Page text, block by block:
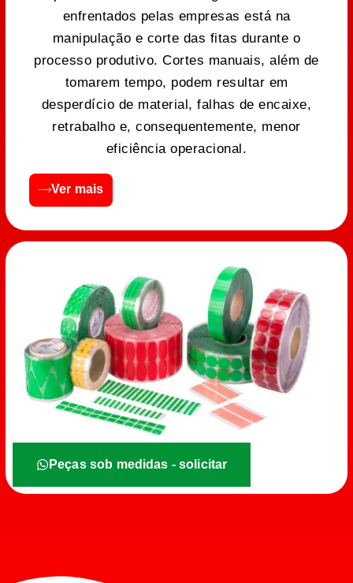
enfrentados pelas empresas está na
manipulação e corte das fitas durante o
processo produtivo. Cortes manuais, além de
tomarem tempo, podem resultar em
desperdício de material, falhas de encaixe,
retrabalho e, consequentemente, menor
eficiência operacional.
Ver mais
Peças sob medidas - solicitar